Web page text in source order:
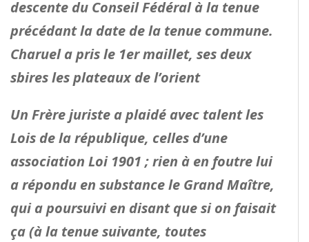
descente du Conseil Fédéral à la tenue
précédant la date de la tenue commune.
Charuel a pris le 1ermaillet, ses deux
sbires les plateaux de l’orient
Un Frère juriste a plaidé avec talent les
Lois de la république, celles d’une
association Loi 1901 ; rien à en foutre lui
a répondu en substance le Grand Maître,
qui a poursuivi en disant que si on faisait
ça (à la tenue suivante, toutes